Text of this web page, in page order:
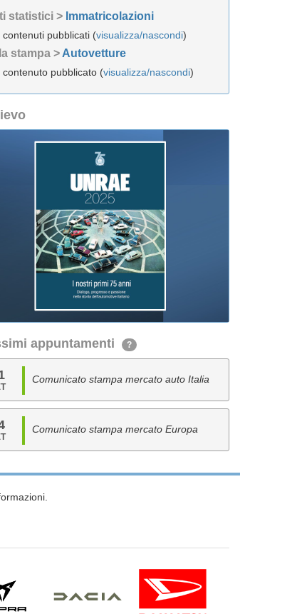
statistici > Immatricolazioni
contenuti pubblicati (visualizza/nascondi)
stampa > Autovetture
contenuto pubblicato (visualizza/nascondi)
appuntamenti ?
Comunicato stampa mercato auto Italia
Comunicato stampa mercato Europa